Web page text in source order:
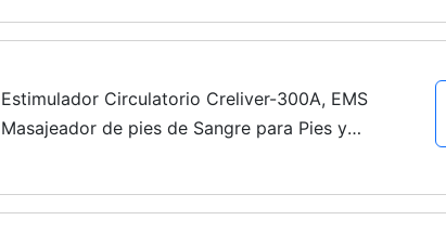
Estimulador Circulatorio Creliver-300A, EMS
Masajeador de pies de Sangre para Pies y